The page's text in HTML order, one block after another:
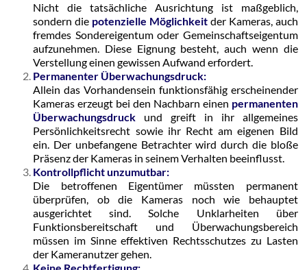
Nicht die tatsächliche Ausrichtung ist maßgeblich,
sondern die potenzielle Möglichkeit der Kameras, auch
fremdes Sondereigentum oder Gemeinschaftseigentum
aufzunehmen. Diese Eignung besteht, auch wenn die
Verstellung einen gewissen Aufwand erfordert.
Permanenter Überwachungsdruck:
Allein das Vorhandensein funktionsfähig erscheinender
Kameras erzeugt bei den Nachbarn einen permanenten
Überwachungsdruck
und greift in ihr allgemeines
Persönlichkeitsrecht sowie ihr Recht am eigenen Bild
ein. Der unbefangene Betrachter wird durch die bloße
Präsenz der Kameras in seinem Verhalten beeinflusst.
Kontrollpflicht unzumutbar:
Die betroffenen Eigentümer müssten permanent
überprüfen, ob die Kameras noch wie behauptet
ausgerichtet sind. Solche Unklarheiten über
Funktionsbereitschaft und Überwachungsbereich
müssen im Sinne effektiven Rechtsschutzes zu Lasten
der Kameranutzer gehen.